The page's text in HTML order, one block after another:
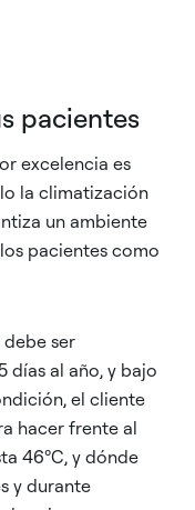
pacientes​
excelencia es
la climatización
un ambiente
pacientes como
ser
días al año, y bajo
el cliente
hacer frente al
46ºC, y dónde
y durante